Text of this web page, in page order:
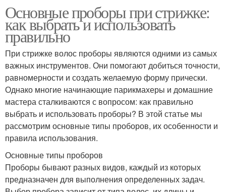
Основные проборы при стрижке:
как выбрать и использовать
правильно
При стрижке волос проборы являются одними из самых
важных инструментов. Они помогают добиться точности,
равномерности и создать желаемую форму прически.
Однако многие начинающие парикмахеры и домашние
мастера сталкиваются с вопросом: как правильно
выбрать и использовать проборы? В этой статье мы
рассмотрим основные типы проборов, их особенности и
правила использования.
Основные типы проборов
Проборы бывают разных видов, каждый из которых
предназначен для выполнения определенных задач.